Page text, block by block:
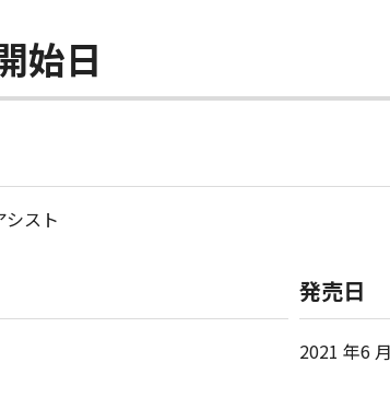
始日
スト
発売日
2021 年6